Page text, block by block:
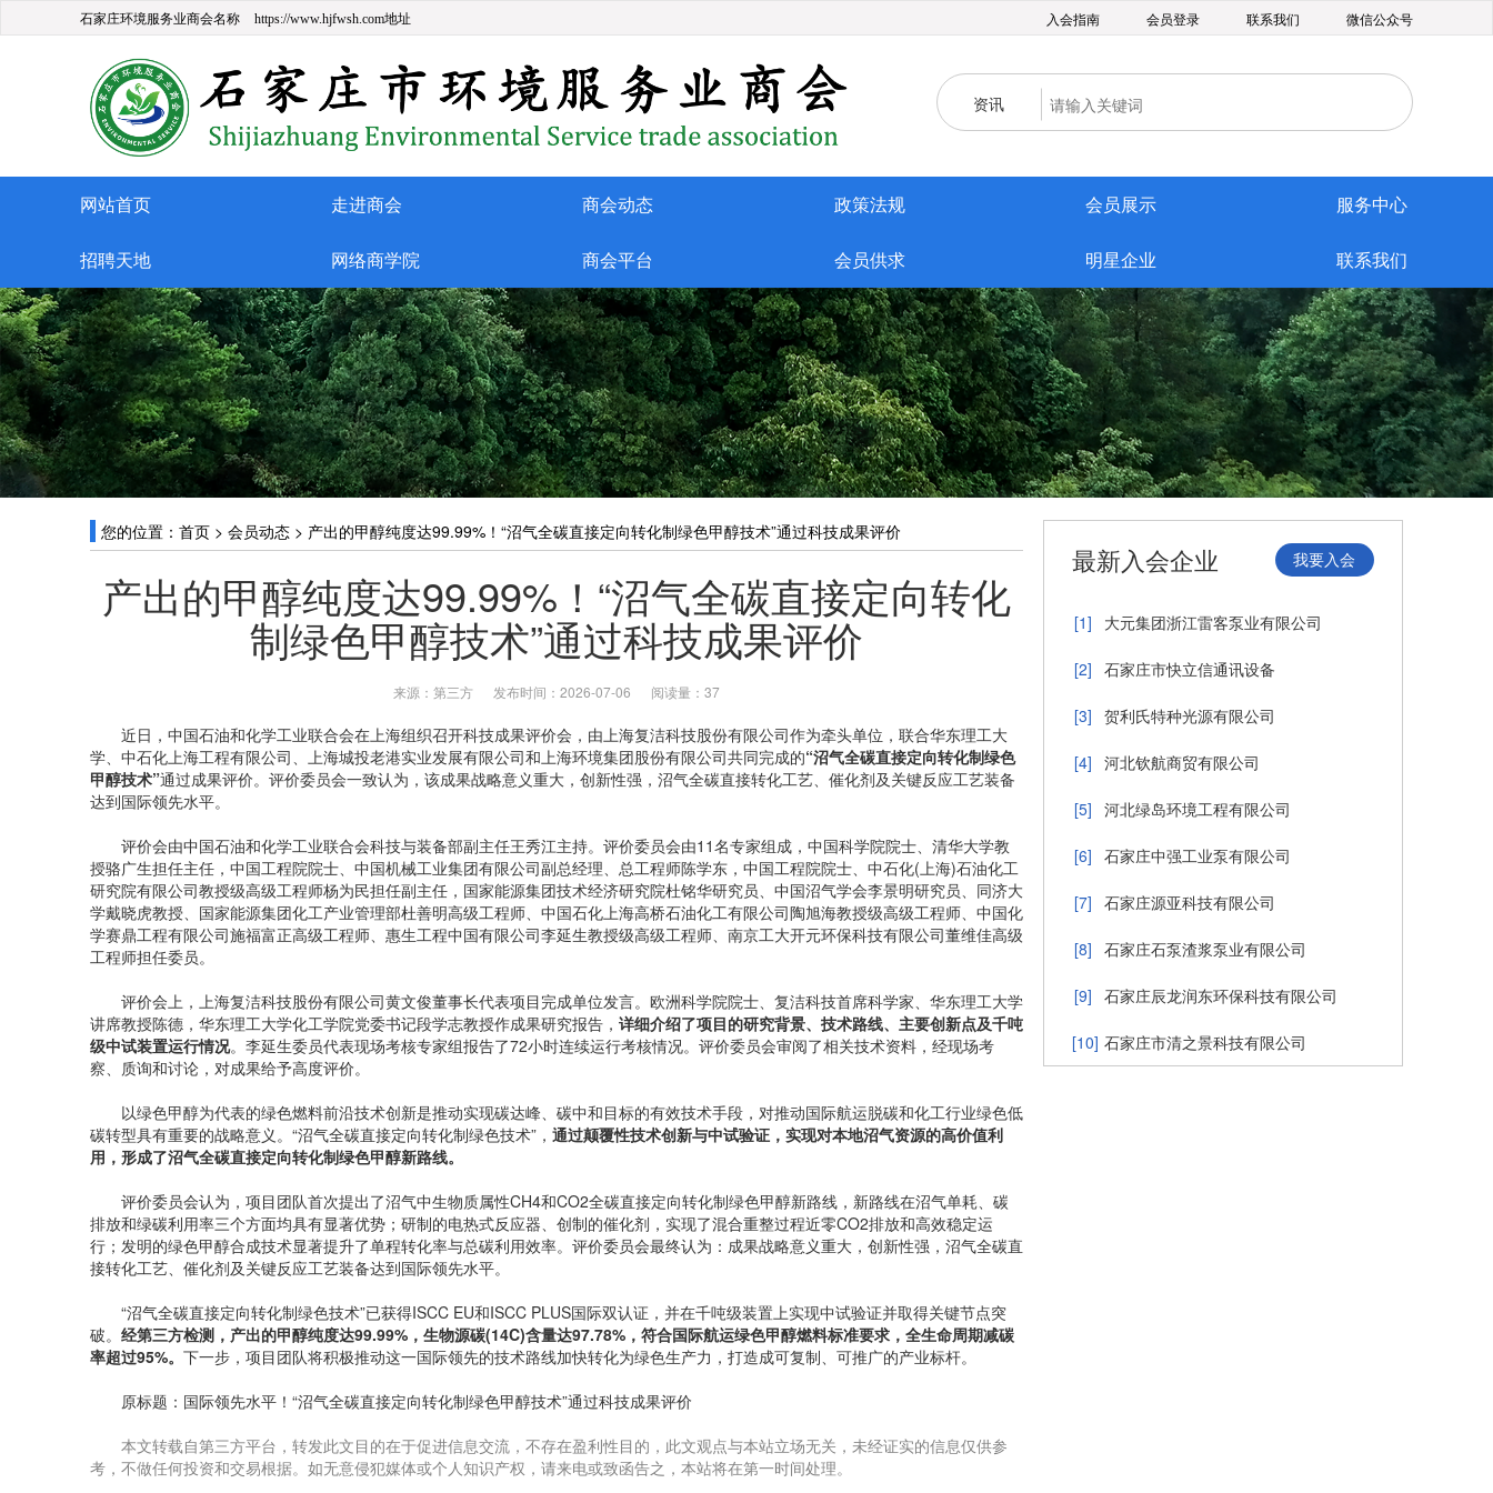
石家庄环境服务业商会名称 https://www.hjfwsh.com地址 入会指南 会员登录 联系我们 微信公众号
资讯
网站首页 走进商会 商会动态 政策法规 会员展示 服务中心
招聘天地 网络商学院 商会平台 会员供求 明星企业 联系我们
您的位置： 首页 > 会员动态 > 产出的甲醇纯度达99.99%！“沼气全碳直接定向转化制绿色甲醇技术”通过科技成果评价
产出的甲醇纯度达99.99%！“沼气全碳直接定向转化
制绿色甲醇技术”通过科技成果评价
来源：第三方 发布时间：2026-07-06 阅读量：37
近日，中国石油和化学工业联合会在上海组织召开科技成果评价会，由上海复洁科技股份有限公司作为牵头单位，联合华东理工大
学、中石化上海工程有限公司、上海城投老港实业发展有限公司和上海环境集团股份有限公司共同完成的“沼气全碳直接定向转化制绿色
甲醇技术”通过成果评价。评价委员会一致认为，该成果战略意义重大，创新性强，沼气全碳直接转化工艺、催化剂及关键反应工艺装备
达到国际领先水平。
评价会由中国石油和化学工业联合会科技与装备部副主任王秀江主持。评价委员会由11名专家组成，中国科学院院士、清华大学教
授骆广生担任主任，中国工程院院士、中国机械工业集团有限公司副总经理、总工程师陈学东，中国工程院院士、中石化(上海)石油化工
研究院有限公司教授级高级工程师杨为民担任副主任，国家能源集团技术经济研究院杜铭华研究员、中国沼气学会李景明研究员、同济大
学戴晓虎教授、国家能源集团化工产业管理部杜善明高级工程师、中国石化上海高桥石油化工有限公司陶旭海教授级高级工程师、中国化
学赛鼎工程有限公司施福富正高级工程师、惠生工程中国有限公司李延生教授级高级工程师、南京工大开元环保科技有限公司董维佳高级
工程师担任委员。
评价会上，上海复洁科技股份有限公司黄文俊董事长代表项目完成单位发言。欧洲科学院院士、复洁科技首席科学家、华东理工大学
讲席教授陈德，华东理工大学化工学院党委书记段学志教授作成果研究报告， 详细介绍了项目的研究背景、技术路线、主要创新点及千吨
级中试装置运行情况。李延生委员代表现场考核专家组报告了72小时连续运行考核情况。评价委员会审阅了相关技术资料，经现场考
察、质询和讨论，对成果给予高度评价。
以绿色甲醇为代表的绿色燃料前沿技术创新是推动实现碳达峰、碳中和目标的有效技术手段，对推动国际航运脱碳和化工行业绿色低
碳转型具有重要的战略意义。“沼气全碳直接定向转化制绿色技术”， 通过颠覆性技术创新与中试验证，实现对本地沼气资源的高价值利
用，形成了沼气全碳直接定向转化制绿色甲醇新路线。
评价委员会认为，项目团队首次提出了沼气中生物质属性CH4和CO2全碳直接定向转化制绿色甲醇新路线，新路线在沼气单耗、碳
排放和绿碳利用率三个方面均具有显著优势；研制的电热式反应器、创制的催化剂，实现了混合重整过程近零CO2排放和高效稳定运
行；发明的绿色甲醇合成技术显著提升了单程转化率与总碳利用效率。评价委员会最终认为：成果战略意义重大，创新性强，沼气全碳直
接转化工艺、催化剂及关键反应工艺装备达到国际领先水平。
“沼气全碳直接定向转化制绿色技术”已获得ISCC EU和ISCC PLUS国际双认证，并在千吨级装置上实现中试验证并取得关键节点突
破。 经第三方检测，产出的甲醇纯度达99.99%，生物源碳(14C)含量达97.78%，符合国际航运绿色甲醇燃料标准要求，全生命周期减碳
率超过95%。 下一步，项目团队将积极推动这一国际领先的技术路线加快转化为绿色生产力，打造成可复制、可推广的产业标杆。
原标题：国际领先水平！“沼气全碳直接定向转化制绿色甲醇技术”通过科技成果评价
本文转载自第三方平台，转发此文目的在于促进信息交流，不存在盈利性目的，此文观点与本站立场无关，未经证实的信息仅供参
考，不做任何投资和交易根据。如无意侵犯媒体或个人知识产权，请来电或致函告之，本站将在第一时间处理。
最新入会企业 我要入会
[1] 大元集团浙江雷客泵业有限公司
[2] 石家庄市快立信通讯设备
[3] 贺利氏特种光源有限公司
[4] 河北钦航商贸有限公司
[5] 河北绿岛环境工程有限公司
[6] 石家庄中强工业泵有限公司
[7] 石家庄源亚科技有限公司
[8] 石家庄石泵渣浆泵业有限公司
[9] 石家庄辰龙润东环保科技有限公司
[10] 石家庄市清之景科技有限公司